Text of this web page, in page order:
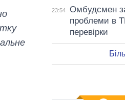
23:54
Омбудсмен
проблеми в
перевірки